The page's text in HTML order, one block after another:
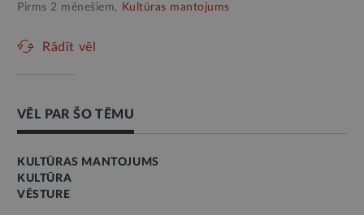
Pirms 2 mēnešiem, Kultūras mantojums
Rādīt vēl
VĒL PAR ŠO TĒMU
KULTŪRAS MANTOJUMS
KULTŪRA
VĒSTURE